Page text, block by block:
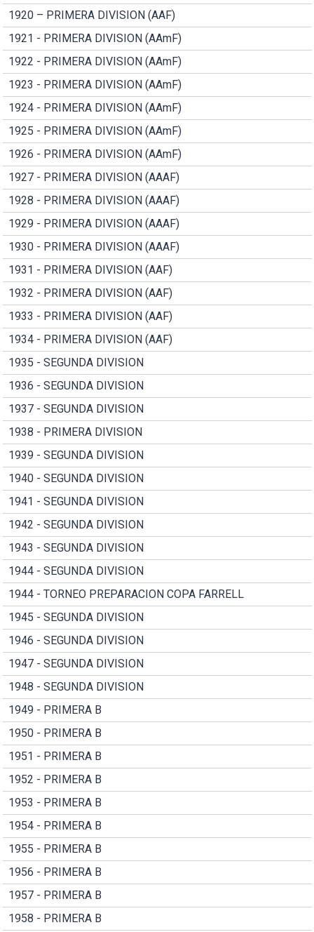
1920 – PRIMERA DIVISION (AAF)
1921 - PRIMERA DIVISION (AAmF)
1922 - PRIMERA DIVISION (AAmF)
1923 - PRIMERA DIVISION (AAmF)
1924 - PRIMERA DIVISION (AAmF)
1925 - PRIMERA DIVISION (AAmF)
1926 - PRIMERA DIVISION (AAmF)
1927 - PRIMERA DIVISION (AAAF)
1928 - PRIMERA DIVISION (AAAF)
1929 - PRIMERA DIVISION (AAAF)
1930 - PRIMERA DIVISION (AAAF)
1931 - PRIMERA DIVISION (AAF)
1932 - PRIMERA DIVISION (AAF)
1933 - PRIMERA DIVISION (AAF)
1934 - PRIMERA DIVISION (AAF)
1935 - SEGUNDA DIVISION
1936 - SEGUNDA DIVISION
1937 - SEGUNDA DIVISION
1938 - PRIMERA DIVISION
1939 - SEGUNDA DIVISION
1940 - SEGUNDA DIVISION
1941 - SEGUNDA DIVISION
1942 - SEGUNDA DIVISION
1943 - SEGUNDA DIVISION
1944 - SEGUNDA DIVISION
1944 - TORNEO PREPARACION COPA FARRELL
1945 - SEGUNDA DIVISION
1946 - SEGUNDA DIVISION
1947 - SEGUNDA DIVISION
1948 - SEGUNDA DIVISION
1949 - PRIMERA B
1950 - PRIMERA B
1951 - PRIMERA B
1952 - PRIMERA B
1953 - PRIMERA B
1954 - PRIMERA B
1955 - PRIMERA B
1956 - PRIMERA B
1957 - PRIMERA B
1958 - PRIMERA B